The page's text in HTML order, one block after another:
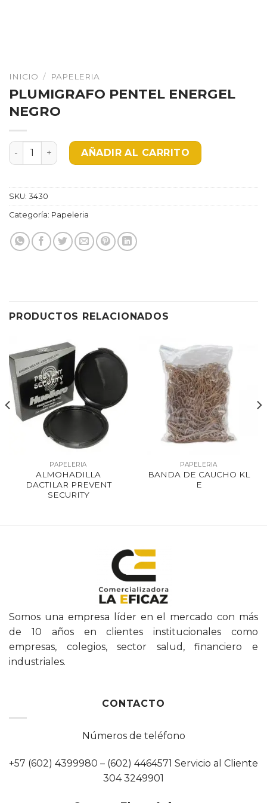
INICIO / PAPELERIA
PLUMIGRAFO PENTEL ENERGEL
NEGRO
PLUMIGRAFO PENTEL ENERGEL NEGRO cantidad
AÑADIR AL CARRITO
SKU: 3430
Categoría: Papeleria
PRODUCTOS RELACIONADOS
PAPELERIA
ALMOHADILLA
DACTILAR PREVENT
SECURITY
PAPELERIA
BANDA DE CAUCHO KL
E
Somos una empresa líder en el mercado con más
de 10 años en clientes institucionales como
empresas, colegios, sector salud, financiero e
industriales.
CONTACTO
Números de teléfono
+57 (602) 4399980 – (602) 4464571 Servicio al Cliente
304 3249901